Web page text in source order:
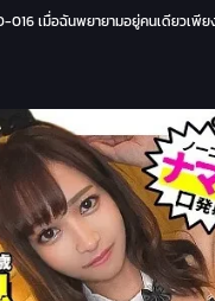
x Creampie พันกับภรรยาหน้า
016 เมื่อฉันพยายามอยู่คนเดียวเพีย